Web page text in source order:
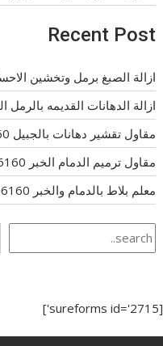
Recent Post
ازالة الصبغ برمل وتخشين الاحساء
ازالة الدهانات القديمه بالرمل الدمام
مقاول تقشير دهانات بالجبيل 0562466160
مقاول ترميم الدمام الخبر 0562466160
معلم بلاط بالدمام والخبر 0562466160
Search
[sureforms id='2715']